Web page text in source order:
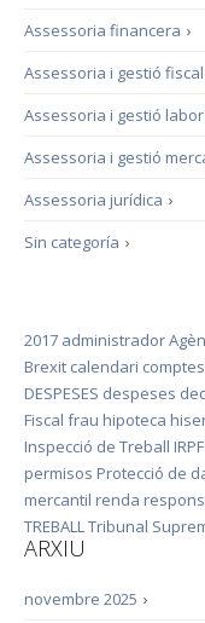
›
Assessoria financera
Assessoria i gestió fiscal
Assessoria i gestió
Assessoria i gestió
›
Assessoria jurídica
›
Sin categoría
2017 administrador
Brexit calendari comptes
DESPESES despeses
Fiscal frau hipoteca
Inspecció de Treball IRPF
permisos Protecció de
mercantil renda
TREBALLTribunal
ARXIU
›
novembre 2025